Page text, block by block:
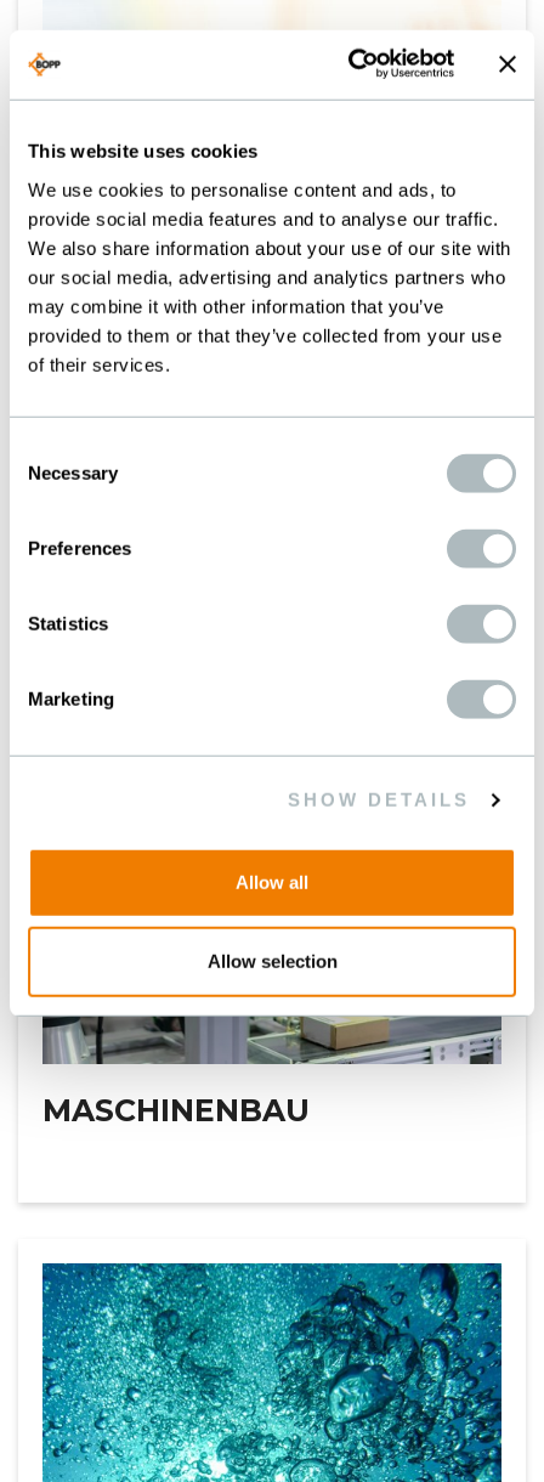
This website uses cookies
We use cookies to personalise content and ads, to
provide social media features and to analyse our traffic.
We also share information about your use of our site with
our social media, advertising and analytics partners who
may combine it with other information that you’ve
provided to them or that they’ve collected from your use
of their services.
Selection
Necessary
Preferences
Statistics
Marketing
SHOW DETAILS
Allow all
Allow selection
MASCHINENBAU